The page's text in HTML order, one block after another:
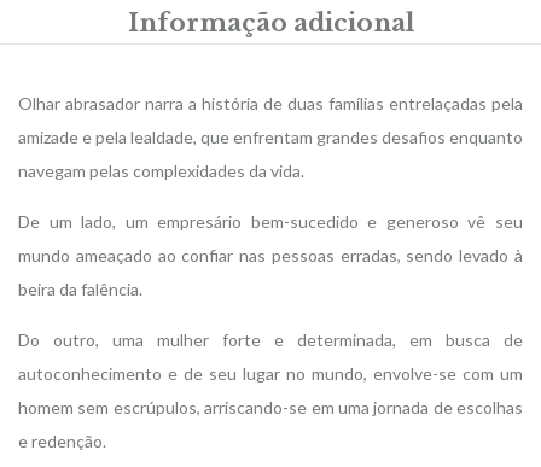
Informação adicional
Olhar abrasador narra a história de duas famílias entrelaçadas pela
amizade e pela lealdade, que enfrentam grandes desafios enquanto
navegam pelas complexidades da vida.
De um lado, um empresário bem-sucedido e generoso vê seu
mundo ameaçado ao confiar nas pessoas erradas, sendo levado à
beira da falência.
Do outro, uma mulher forte e determinada, em busca de
autoconhecimento e de seu lugar no mundo, envolve-se com um
homem sem escrúpulos, arriscando-se em uma jornada de escolhas
e redenção.